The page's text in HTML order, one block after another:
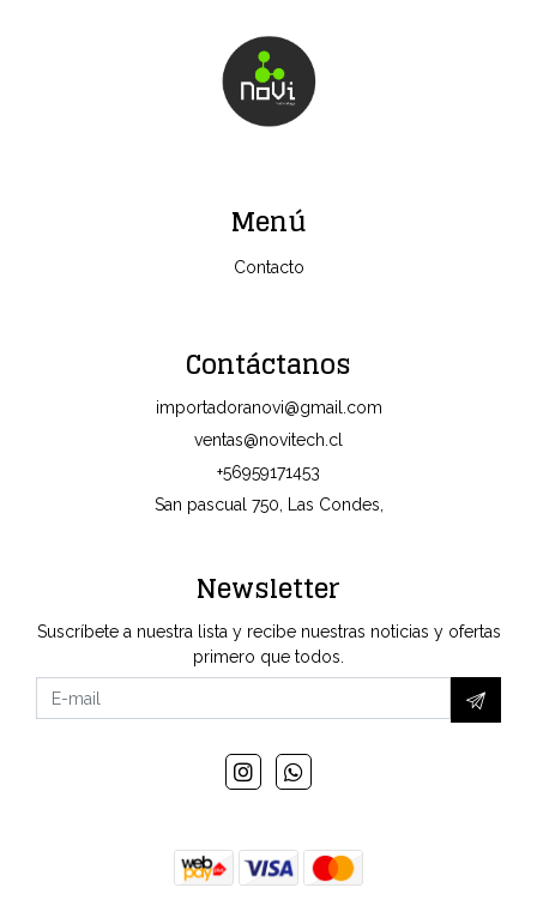
Menú
Contacto
Contáctanos
importadoranovi@gmail.com
ventas@novitech.cl
+56959171453
San pascual 750, Las Condes,
Newsletter
Suscríbete a nuestra lista y recibe nuestras noticias y ofertas
primero que todos.